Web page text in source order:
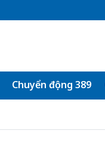
Chuyển động 389